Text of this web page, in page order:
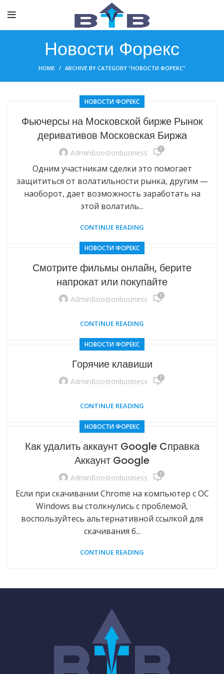
Новости Форекс
HOME ARCHIVE BY CATEGORY "НОВОСТИ ФОРЕКС"
НОВОСТИ ФОРЕКС
Фьючерсы на Московской бирже Рынок
деривативов Московская Биржа
AdminBoostonbusiness 0
Одним участникам сделки это помогает
защититься от волатильности рынка, другим —
наоборот, дает возможность заработать на
этой волатиль...
CONTINUE READING
НОВОСТИ ФОРЕКС
Смотрите фильмы онлайн, берите
напрокат или покупайте
AdminBoostonbusiness 0
CONTINUE READING
НОВОСТИ ФОРЕКС
Горячие клавиши
AdminBoostonbusiness 0
CONTINUE READING
НОВОСТИ ФОРЕКС
Как удалить аккаунт Google Cправка
Аккаунт Google
AdminBoostonbusiness 0
Если при скачивании Chrome на компьютер с ОС
Windows вы столкнулись с проблемой,
воспользуйтесь альтернативной ссылкой для
скачивания б...
CONTINUE READING